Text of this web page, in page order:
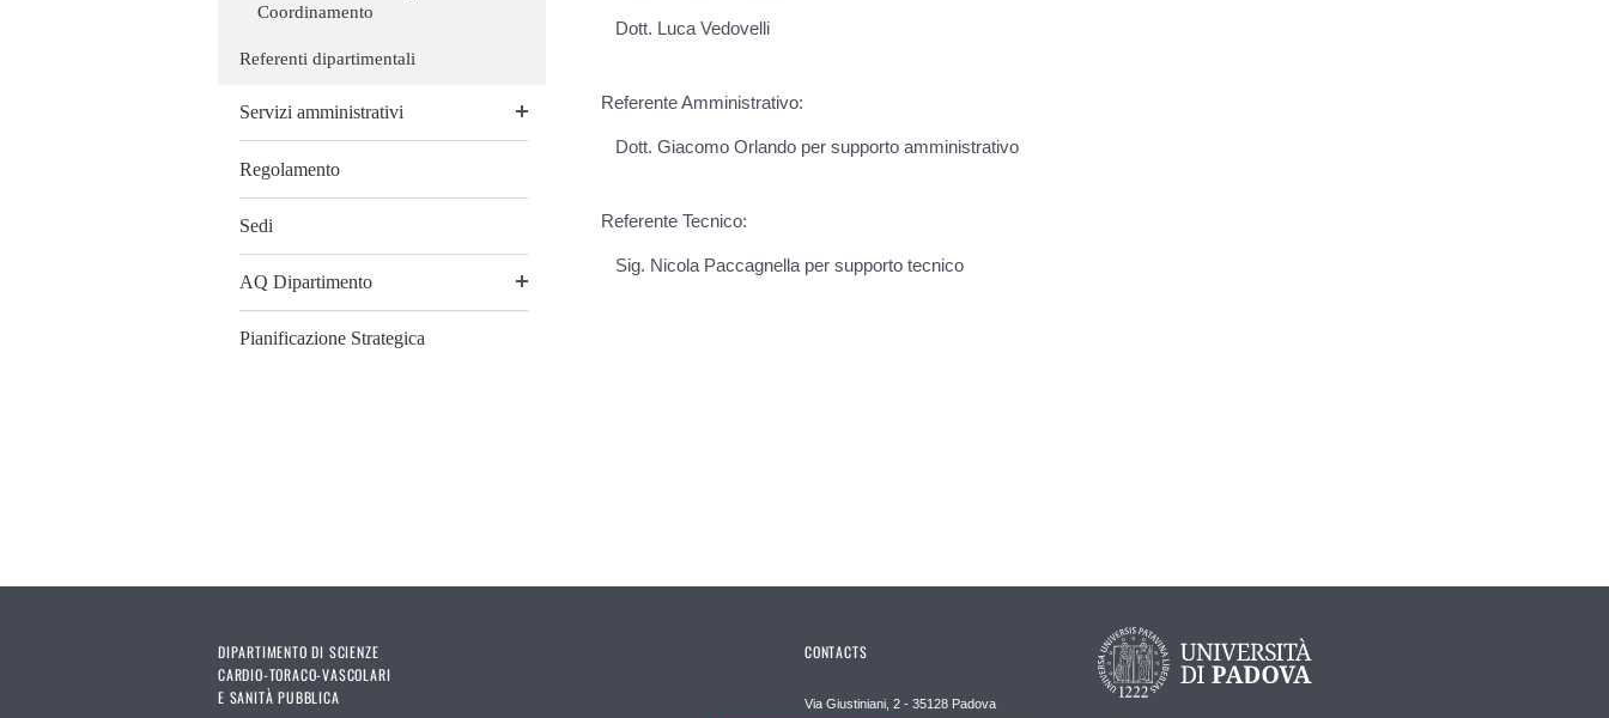
Coordinamento
Referenti dipartimentali
Servizi amministrativi
Regolamento
Sedi
AQ Dipartimento
Pianificazione Strategica
Dott. Luca Vedovelli
Referente Amministrativo:
Dott. Giacomo Orlando per supporto amministrativo
Referente Tecnico:
Sig. Nicola Paccagnella per supporto tecnico
DIPARTIMENTO DI SCIENZE
CARDIO-TORACO-VASCOLARI
E SANITÀ PUBBLICA
CONTACTS
Via Giustiniani, 2 - 35128 Padova